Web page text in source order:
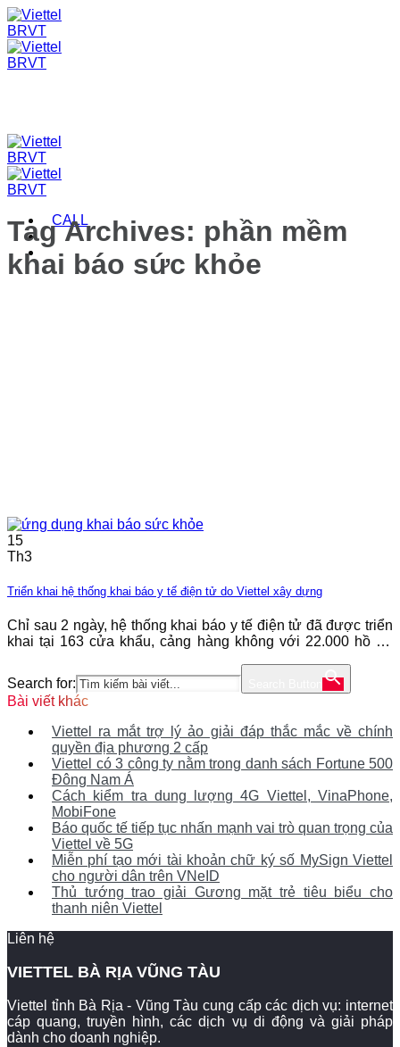
Skip
to
content
CALL
Tag Archives: phần mềm
khai báo sức khỏe
15
Th3
Triển khai hệ thống khai báo y tế điện tử do Viettel xây dựng
Chỉ sau 2 ngày, hệ thống khai báo y tế điện tử đã được triển
khai tại 163 cửa khẩu, cảng hàng không với 22.000 hồ sơ
khai trương Hệ thống khai báo y tế điện tử (Vietnam health
declaration) do Tổng công ty giải pháp
Search for:
Bài viết khác
Viettel ra mắt trợ lý ảo giải đáp thắc mắc về chính
quyền địa phương 2 cấp
Viettel có 3 công ty nằm trong danh sách Fortune 500
Đông Nam Á
Cách kiểm tra dung lượng 4G Viettel, VinaPhone,
MobiFone
Báo quốc tế tiếp tục nhấn mạnh vai trò quan trọng của
Viettel về 5G
Miễn phí tạo mới tài khoản chữ ký số MySign Viettel
cho người dân trên VNeID
Thủ tướng trao giải Gương mặt trẻ tiêu biểu cho
thanh niên Viettel
Liên hệ
VIETTEL BÀ RỊA VŨNG TÀU
Viettel tỉnh Bà Rịa - Vũng Tàu cung cấp các dịch vụ: internet
cáp quang, truyền hình, các dịch vụ di động và giải pháp
dành cho doanh nghiệp.